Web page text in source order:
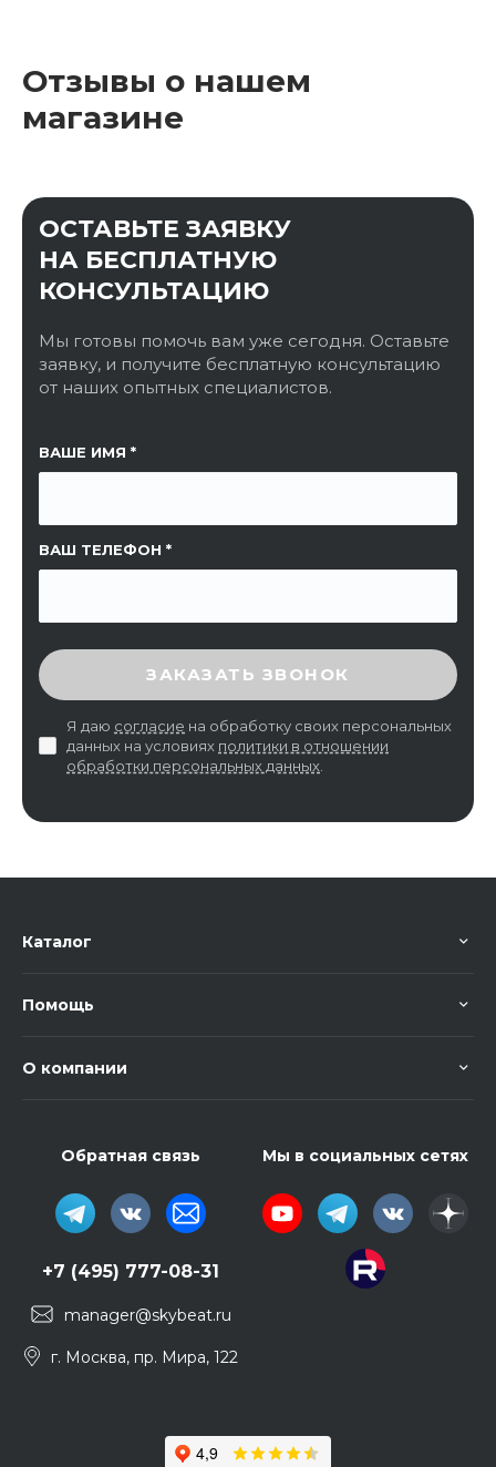
Отзывы о нашем
магазине
ОСТАВЬТЕ ЗАЯВКУ
НА БЕСПЛАТНУЮ
КОНСУЛЬТАЦИЮ
Мы готовы помочь вам уже сегодня. Оставьте
заявку, и получите бесплатную консультацию
от наших опытных специалистов.
ВАШЕ ИМЯ
ВАШ ТЕЛЕФОН
ССЫЛКА НА СТРАНИЦУ
ВВЕДИТЕ ПРОВЕРОЧНЫЙ КОД
ЗАКАЗАТЬ ЗВОНОК
Я даю согласие на обработку своих персональных
данных на условиях политики в отношении
обработки персональных данных
Каталог
Помощь
О компании
Обратная связь
+7 (495) 777-08-31
manager@skybeat.ru
г. Москва, пр. Мира, 122
Мы в социальных сетях